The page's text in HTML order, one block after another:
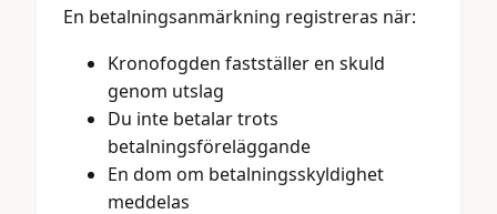
En betalningsanmärkning registreras när:
Kronofogden fastställer en skuld
genom utslag
Du inte betalar trots
betalningsföreläggande
En dom om betalningsskyldighet
meddelas